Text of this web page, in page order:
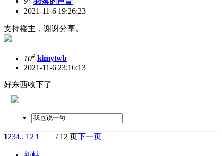
2021-11-6 19:26:23
支持楼主，谢谢分享。
10# klmytwb
2021-11-6 23:16:13
好东西收下了
1234.. 12 / 12 页下一页